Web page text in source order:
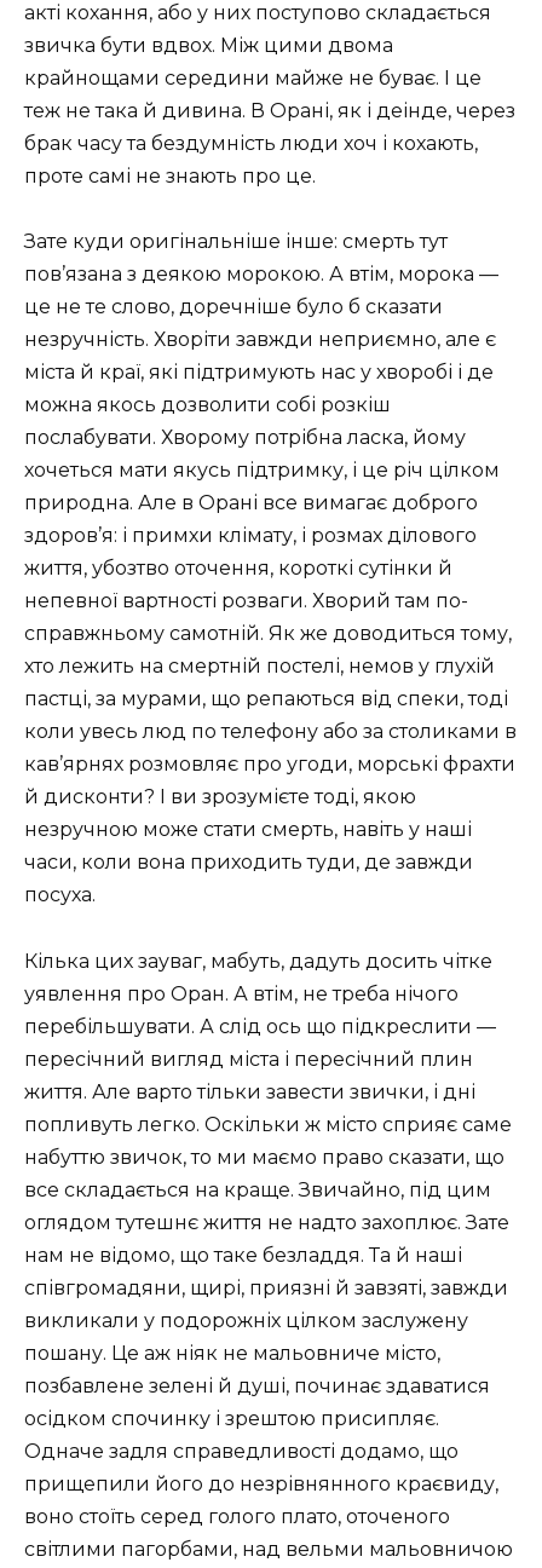
акті кохання, або у них поступово складається
звичка бути вдвох. Між цими двома
крайнощами середини майже не буває. І це
теж не така й дивина. В Орані, як і деінде, через
брак часу та бездумність люди хоч і кохають,
проте самі не знають про це.
Зате куди оригінальніше інше: смерть тут
пов’язана з деякою морокою. А втім, морока —
це не те слово, доречніше було б сказати
незручність. Хворіти завжди неприємно, але є
міста й краї, які підтримують нас у хворобі і де
можна якось дозволити собі розкіш
послабувати. Хворому потрібна ласка, йому
хочеться мати якусь підтримку, і це річ цілком
природна. Але в Орані все вимагає доброго
здоров’я: і примхи клімату, і розмах ділового
життя, убозтво оточення, короткі сутінки й
непевної вартності розваги. Хворий там по-
справжньому самотній. Як же доводиться тому,
хто лежить на смертній постелі, немов у глухій
пастці, за мурами, що репаються від спеки, тоді
коли увесь люд по телефону або за столиками в
кав’ярнях розмовляє про угоди, морські фрахти
й дисконти? І ви зрозумієте тоді, якою
незручною може стати смерть, навіть у наші
часи, коли вона приходить туди, де завжди
посуха.
Кілька цих зауваг, мабуть, дадуть досить чітке
уявлення про Оран. А втім, не треба нічого
перебільшувати. А слід ось що підкреслити —
пересічний вигляд міста і пересічний плин
життя. Але варто тільки завести звички, і дні
попливуть легко. Оскільки ж місто сприяє саме
набуттю звичок, то ми маємо право сказати, що
все складається на краще. Звичайно, під цим
оглядом тутешнє життя не надто захоплює. Зате
нам не відомо, що таке безладдя. Та й наші
співгромадяни, щирі, приязні й завзяті, завжди
викликали у подорожніх цілком заслужену
пошану. Це аж ніяк не мальовниче місто,
позбавлене зелені й душі, починає здаватися
осідком спочинку і зрештою присипляє.
Одначе задля справедливості додамо, що
прищепили його до незрівнянного краєвиду,
воно стоїть серед голого плато, оточеного
світлими пагорбами, над вельми мальовничою